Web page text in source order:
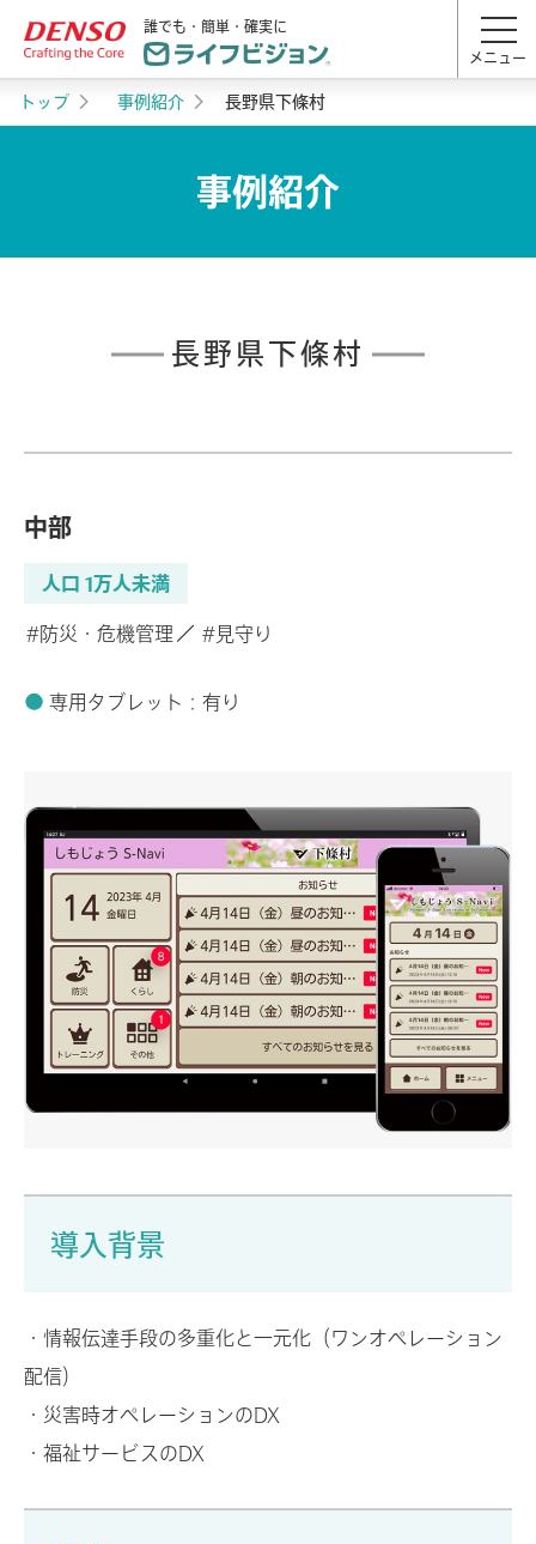
誰でも・簡単・確実に
メニュー
トップ 事例紹介 長野県下條村
事例紹介
長野県下條村
中部
人口 1万人未満
#防災・危機管理 #見守り
専用タブレット：有り
導入背景
・情報伝達手段の多重化と一元化（ワンオペレーション
配信）
・災害時オペレーションのDX
・福祉サービスのDX